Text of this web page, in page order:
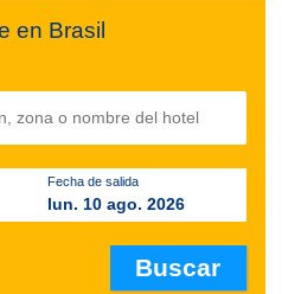
en Brasil
Fecha de salida
lun. 10 ago. 2026